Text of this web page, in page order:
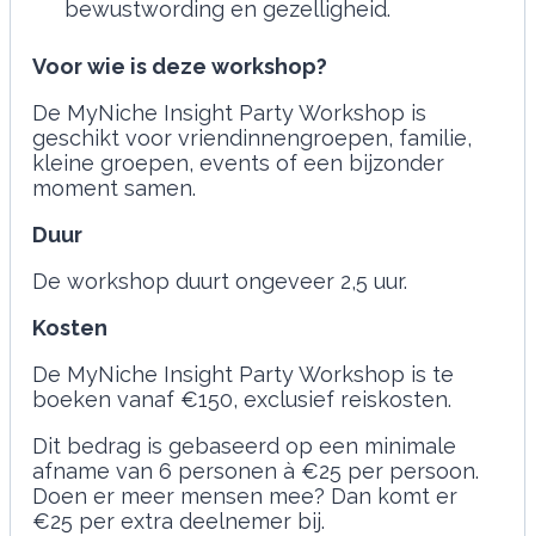
bewustwording en gezelligheid.
Voor wie is deze workshop?
De MyNiche Insight Party Workshop is
geschikt voor vriendinnengroepen, familie,
kleine groepen, events of een bijzonder
moment samen.
Duur
De workshop duurt ongeveer 2,5 uur.
Kosten
De MyNiche Insight Party Workshop is te
boeken vanaf €150, exclusief reiskosten.
Dit bedrag is gebaseerd op een minimale
afname van 6 personen à €25 per persoon.
Doen er meer mensen mee? Dan komt er
€25 per extra deelnemer bij.